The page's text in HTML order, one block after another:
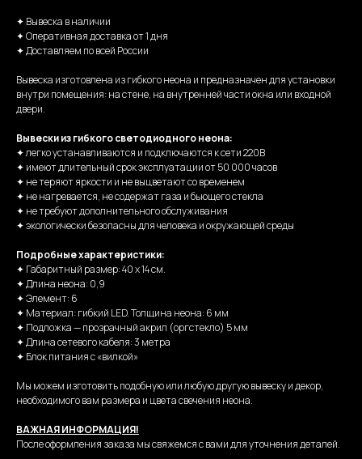
✦ Вывеска в наличии
✦ Оперативная доставка от 1 дня
✦ Доставляем по всей России
Вывеска изготовлена из гибкого неона и предназначен для установки
внутри помещения: на стене, на внутренней части окна или входной
двери.
Вывески из гибкого светодиодного неона:
✦ легко устанавливаются и подключаются к сети 220В
✦ имеют длительный срок эксплуатации от 50 000 часов
✦ не теряют яркости и не выцветают со временем
✦ не нагревается, не содержат газа и бьющего стекла
✦ не требуют дополнительного обслуживания
✦ экологически безопасны для человека и окружающей среды
Подробные характеристики:
✦ Габаритный размер: 40 х 14 см.
✦ Длина неона: 0,9
✦ Элемент: 6
✦ Материал: гибкий LED. Толщина неона: 6 мм
✦ Подложка — прозрачный акрил (оргстекло) 5 мм
✦ Длина сетевого кабеля: 3 метра
✦ Блок питания с «вилкой»
Мы можем изготовить подобную или любую другую вывеску и декор,
необходимого вам размера и цвета свечения неона.
ВАЖНАЯ ИНФОРМАЦИЯ!
После оформления заказа мы свяжемся с вами для уточнения деталей.